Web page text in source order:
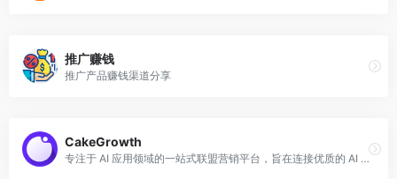
推广赚钱
推广产品赚钱渠道分享
CakeGrowth
专注于 AI 应用领域的一站式联盟营销平台，旨在连接优质的 AI SaaS 企业（广告主）与拥有流量资源的个人或机构（流量主），通过佣金激励机制，实现品牌推广与流量变现的双赢。